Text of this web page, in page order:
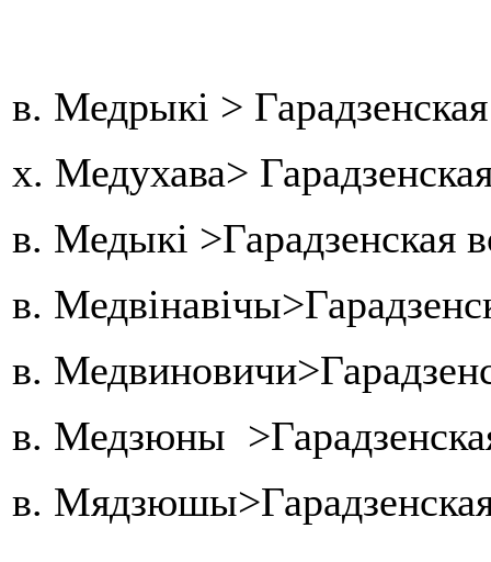
в. Медрыкі >
х. Медухава>
в. Медыкі >Гарадзенская
в.
в.
в. Медзюны
в.